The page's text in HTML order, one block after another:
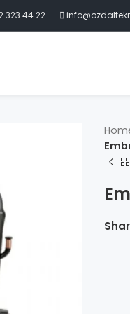
323 44 22